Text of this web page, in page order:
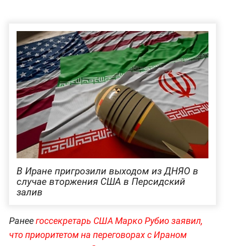
В Иране пригрозили выходом из ДНЯО в
случае вторжения США в Персидский
залив
Ранеегоссекретарь США Марко Рубио заявил,
что приоритетом на переговорах с Ираном